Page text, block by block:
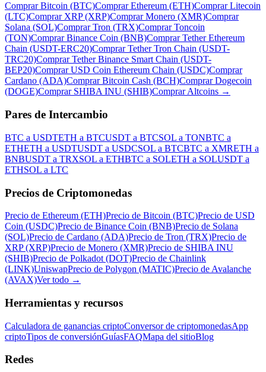
Comprar Bitcoin (BTC)Comprar Ethereum (ETH)Comprar Litecoin
(LTC)Comprar XRP (XRP)Comprar Monero (XMR)Comprar
Solana (SOL)Comprar Tron (TRX)Comprar Toncoin
(TON)Comprar Binance Coin (BNB)Comprar Tether Ethereum
Chain (USDT-ERC20)Comprar Tether Tron Chain (USDT-
TRC20)Comprar Tether Binance Smart Chain (USDT-
BEP20)Comprar USD Coin Ethereum Chain (USDC)Comprar
Cardano (ADA)Comprar Bitcoin Cash (BCH)Comprar Dogecoin
(DOGE)Comprar SHIBA INU (SHIB)Comprar Altcoins →
Pares de Intercambio
BTC a USDTETH a BTCUSDT a BTCSOL a TONBTC a
ETHETH a USDTUSDT a USDCSOL a BTCBTC a XMRETH a
BNBUSDT a TRXSOL a ETHBTC a SOLETH a SOLUSDT a
ETHSOL a LTC
Precios de Criptomonedas
Precio de Ethereum (ETH)Precio de Bitcoin (BTC)Precio de USD
Coin (USDC)Precio de Binance Coin (BNB)Precio de Solana
(SOL)Precio de Cardano (ADA)Precio de Tron (TRX)Precio de
XRP (XRP)Precio de Monero (XMR)Precio de SHIBA INU
(SHIB)Precio de Polkadot (DOT)Precio de Chainlink
(LINK)UniswapPrecio de Polygon (MATIC)Precio de Avalanche
(AVAX)Ver todo →
Herramientas y recursos
Calculadora de ganancias criptoConversor de criptomonedasApp
criptoTipos de conversiónGuíasFAQMapa del sitioBlog
Redes